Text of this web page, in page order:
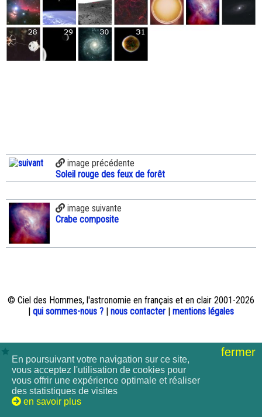
image précédente
Soleil rouge des feux de forêt
image suivante
Crabe composite
© Ciel des Hommes, l'astronomie en français et en clair 2001-2026
| qui sommes-nous ? | nous contacter | mentions légales
fermer
En poursuivant votre navigation sur ce site,
vous acceptez l'utilisation de cookies pour
vous offrir une expérience optimale et réaliser
des statistiques de visites
en savoir plus